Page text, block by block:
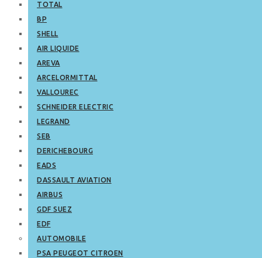
TOTAL
BP
SHELL
AIR LIQUIDE
AREVA
ARCELORMITTAL
VALLOUREC
SCHNEIDER ELECTRIC
LEGRAND
SEB
DERICHEBOURG
EADS
DASSAULT AVIATION
AIRBUS
GDF SUEZ
EDF
AUTOMOBILE
PSA PEUGEOT CITROEN